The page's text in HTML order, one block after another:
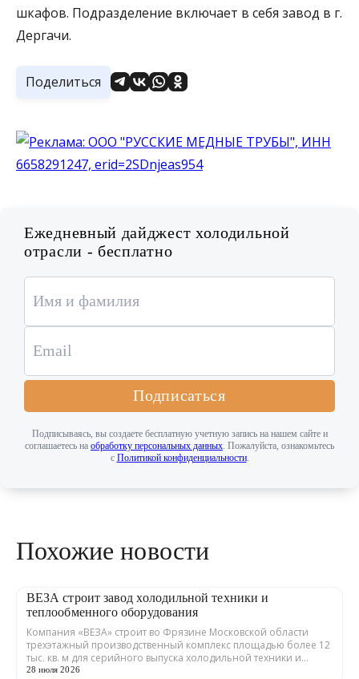
шкафов. Подразделение включает в себя завод в г.
Дергачи.
Поделиться
Ежедневный дайджест холодильной
отрасли - бесплатно
Подписаться
Подписываясь, вы создаете бесплатную учетную запись на нашем сайте и
соглашаетесь на обработку персональных данных . Пожалуйста, ознакомьтесь
с Политикой конфиденциальности.
Похожие новости
ВЕЗА строит завод холодильной техники и
теплообменного оборудования
Компания «ВЕЗА» строит во Фрязине Московской области
трехэтажный производственный комплекс площадью более 12
тыс. кв. м для серийного выпуска холодильной техники и
теплообменного оборудования. ...
28 июля 2026